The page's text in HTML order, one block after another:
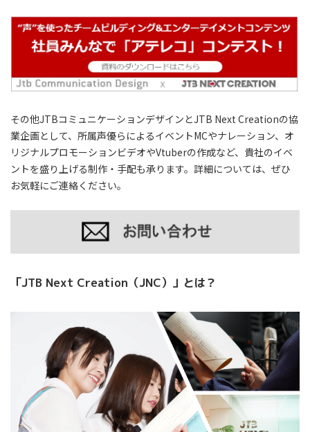
その他JTBコミュニケーションデザインとJTB Next Creationの協
業企画として、所属声優らによるイベントMCやナレーション、オ
リジナルプロモーションビデオやVtuberの作成など、貴社のイベ
ントを盛り上げる制作・手配も承ります。詳細については、ぜひ
お気軽にご連絡ください。
「JTB Next Creation （JNC）」とは？